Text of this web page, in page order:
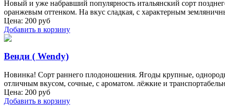
Новый и уже набравший популярность итальянский сорт
оранжевым оттенком. На вкус сладкая, с характерным
Цена: 200 руб
Добавить в корзину
Венди ( Wendy)
Новинка! Сорт раннего плодоношения. Ягоды крупные,
отличным вкусом, сочные, с ароматом. лёжкие и
Цена: 200 руб
Добавить в корзину